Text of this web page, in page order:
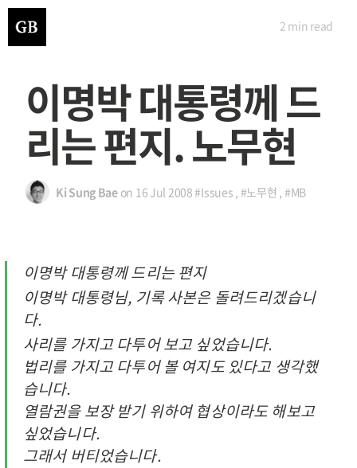
이명박 대통령께 드
리는 편지. 노무현
Ki Sung Baeon 16 Jul 2008#Issues , #노무현 , #MB
2 min read
이명박 대통령께 드리는 편지
이명박 대통령님, 기록 사본은 돌려드리겠습니
다.
사리를 가지고 다투어 보고 싶었습니다.
법리를 가지고 다투어 볼 여지도 있다고 생각했
습니다.
열람권을 보장 받기 위하여 협상이라도 해보고
싶었습니다.
그래서 버티었습니다.